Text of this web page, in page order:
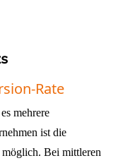
Rate
mehrere
ist die
möglich. Bei mittleren